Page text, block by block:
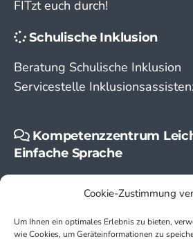
Cookie-Zustimmung
Um Ihnen ein optimales Erlebnis zu bieten,
wie Cookies, um Geräteinformationen zu
FITzt euch durch!
Schulische Inklusion
Beratung Schulische Inklusion
Servicestelle
Kompetenzzentrum
Einfache Sprache
Einfache Sprache